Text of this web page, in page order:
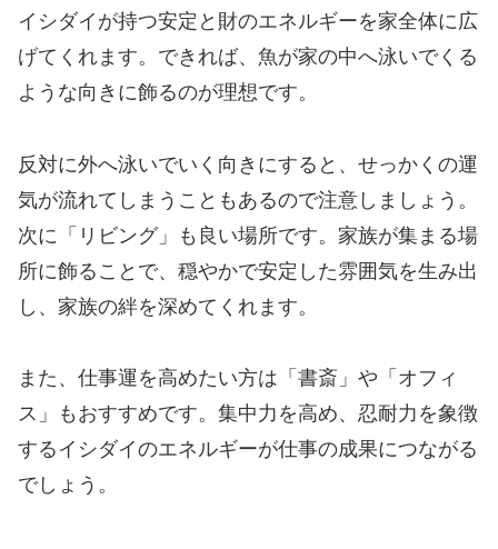
イシダイが持つ安定と財のエネルギーを家全体に広
げてくれます。できれば、魚が家の中へ泳いでくる
ような向きに飾るのが理想です。
反対に外へ泳いでいく向きにすると、せっかくの運
気が流れてしまうこともあるので注意しましょう。
次に「リビング」も良い場所です。家族が集まる場
所に飾ることで、穏やかで安定した雰囲気を生み出
し、家族の絆を深めてくれます。
また、仕事運を高めたい方は「書斎」や「オフィ
ス」もおすすめです。集中力を高め、忍耐力を象徴
するイシダイのエネルギーが仕事の成果につながる
でしょう。